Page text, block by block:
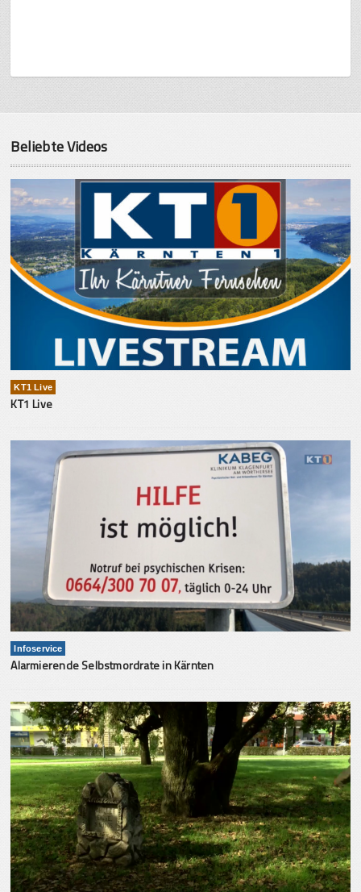
Beliebte Videos
KT1 Live
KT1 Live
Infoservice
Alarmierende Selbstmordrate in Kärnten